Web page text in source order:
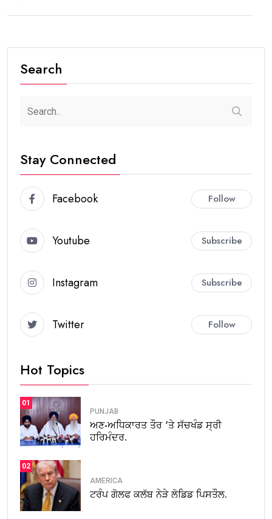
Search
Stay Connected
Facebook Follow
Youtube Subscribe
Instagram Subscribe
Twitter Follow
Hot Topics
01
PUNJAB
ਅਣ-ਅਧਿਕਾਰਤ ਤੌਰ ‘ਤੇ ਸੱਚਖੰਡ ਸ੍ਰੀ
ਹਰਿਮੰਦਰ.
02
AMERICA
ਟਰੰਪ ਗੋਲਫ ਕਲੱਬ ਨੇੜੇ ਲੋਡਿਡ ਪਿਸਤੌਲ.